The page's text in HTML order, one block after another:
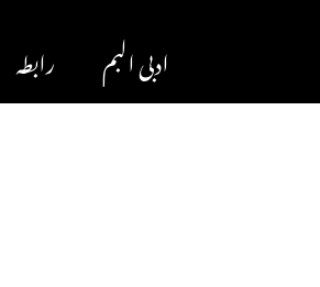
ادبی البم
رابطہ